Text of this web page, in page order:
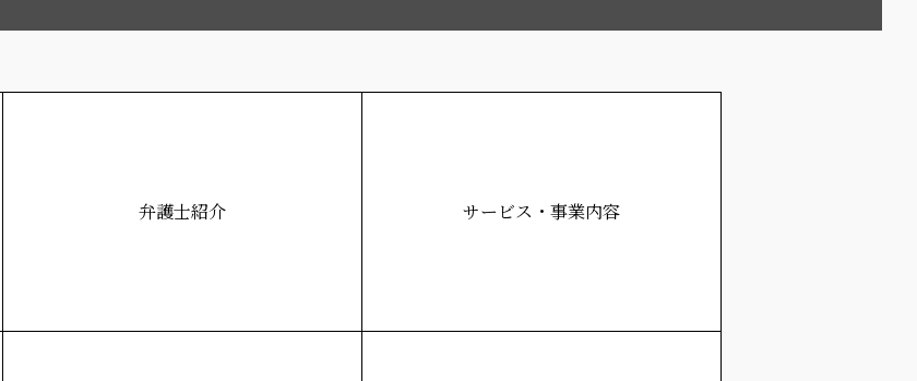
弁護士紹介 サービス・事業内容